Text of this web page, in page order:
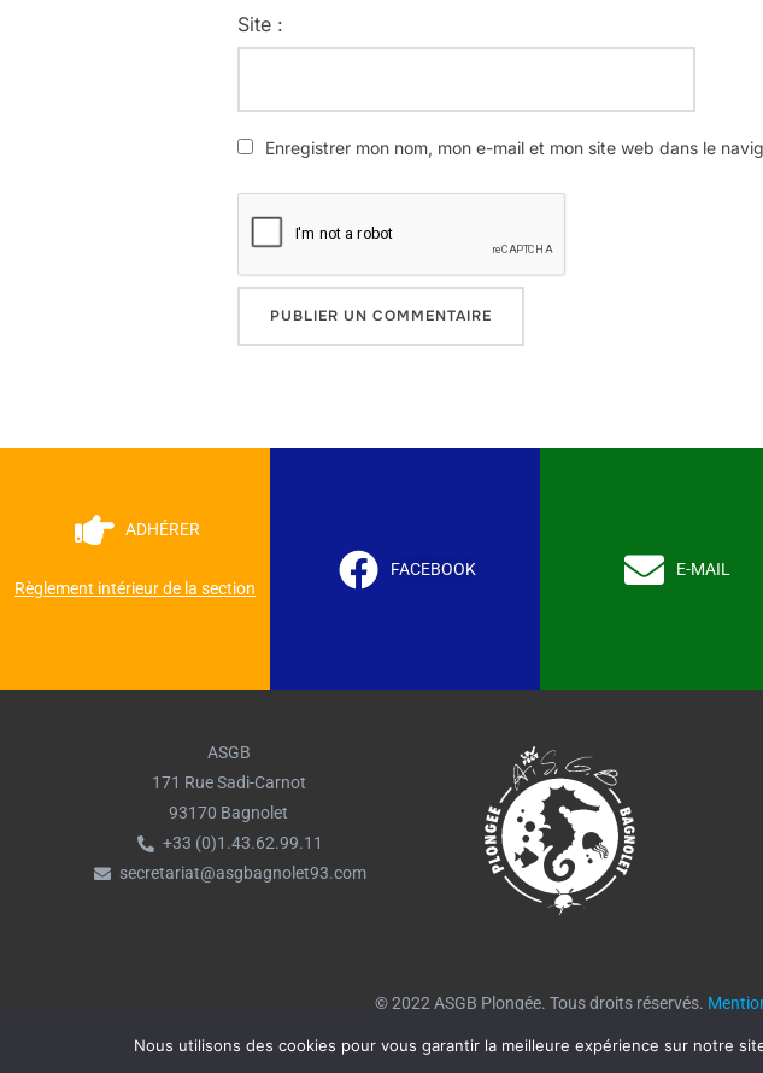
Site :
Enregistrer mon nom, mon e-mail et mon site web dans le
ADHÉRER
Règlement intérieur de la section
FACEBOOK E-MAIL
ASGB
171 Rue Sadi-Carnot
93170 Bagnolet
+33 (0)1.43.62.99.11
secretariat@asgbagnolet93.com
© 2022 ASGB Plongée. Tous droits réservés.
Nous utilisons des cookies pour vous garantir la meilleure expérience sur notre